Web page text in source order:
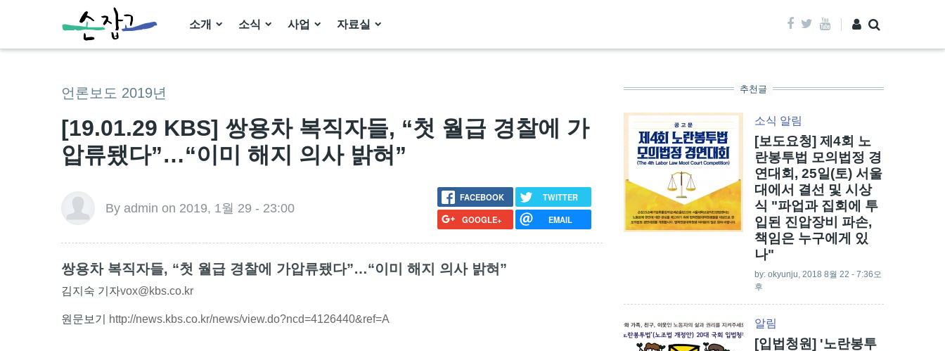
소개 소식 사업 자료실
언론보도 2019년
[19.01.29 KBS] 쌍용차 복직자들, “첫 월급 경찰에 가
압류됐다”…“이미 해지 의사 밝혀”
By admin on 2019, 1월 29 - 23:00
FACEBOOK
TWITTER
GOOGLE+
EMAIL
쌍용차 복직자들, “첫 월급 경찰에 가압류됐다”…“이미 해지 의사 밝혀”
김지숙 기자vox@kbs.co.kr
원문보기 http://news.kbs.co.kr/news/view.do?ncd=4126440&ref=A
추천글
소식 알림
[보도요청] 제4회 노
란봉투법 모의법정 경
연대회, 25일(토) 서울
대에서 결선 및 시상
식 "파업과 집회에 투
입된 진압장비 파손,
책임은 누구에게 있
나"
by: okyunju, 2018 8월 22 - 7:36오
후
알림
[입법청원] '노란봉투